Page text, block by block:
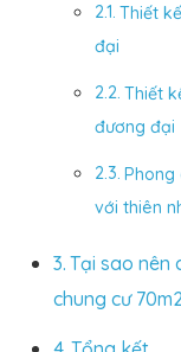
Thiết
đại
Thiết
đương đại
Phong
với thiên
Tại sao nên
chung cư